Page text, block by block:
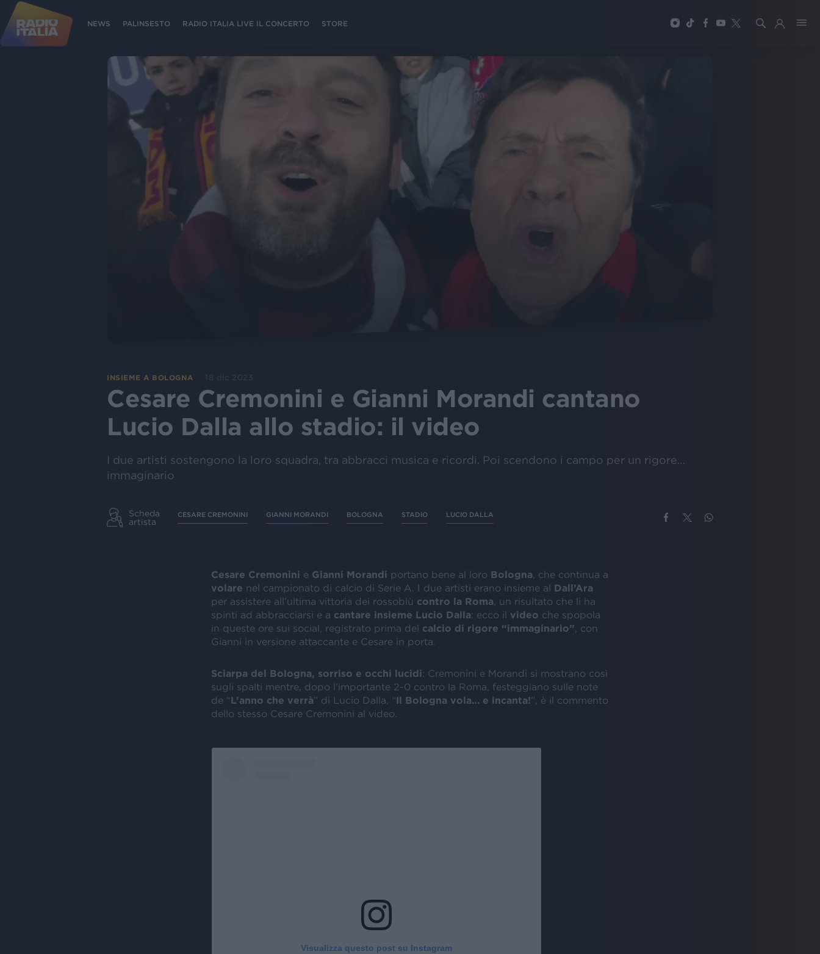
NEWS PALINSESTO RADIO ITALIA LIVE IL CONCERTO STORE
INSIEME A BOLOGNA 18 dic 2023
Cesare Cremonini e Gianni Morandi cantano
Lucio Dalla allo stadio: il video
I due artisti sostengono la loro squadra, tra abbracci musica e ricordi. Poi scendono i campo per un rigore…
immaginario
Scheda
artista
CESARE CREMONINI GIANNI MORANDI BOLOGNA STADIO LUCIO DALLA
Cesare Cremonini e Gianni Morandi portano bene al loro Bologna , che continua a
volare nel campionato di calcio di Serie A. I due artisti erano insieme al Dall’Ara
per assistere all’ultima vittoria dei rossoblù contro la Roma , un risultato che li ha
spinti ad abbracciarsi e a cantare insieme Lucio Dalla: ecco il video che spopola
in queste ore sui social, registrato prima del calcio di rigore “immaginario” , con
Gianni in versione attaccante e Cesare in porta.
Sciarpa del Bologna, sorriso e occhi lucidi: Cremonini e Morandi si mostrano così
sugli spalti mentre, dopo l’importante 2-0 contro la Roma, festeggiano sulle note
de “L’anno che verrà” di Lucio Dalla. “Il Bologna vola… e incanta!”, è il commento
dello stesso Cesare Cremonini al video.
Visualizza questo post su Instagram